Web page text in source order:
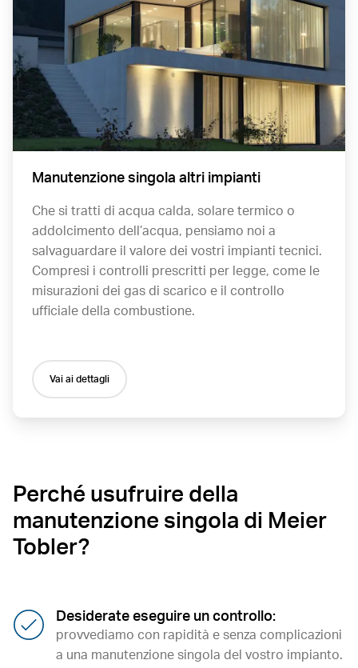
Manutenzione singola altri impianti
Che si tratti di acqua calda, solare termico o
addolcimento dell’acqua, pensiamo noi a
salvaguardare il valore dei vostri impianti tecnici.
Compresi i controlli prescritti per legge, come le
misurazioni dei gas di scarico e il controllo
ufficiale della combustione.
Vai ai dettagli
Perché usufruire della
manutenzione singola di Meier
Tobler?
Desiderate eseguire un controllo:
provvediamo con rapidità e senza complicazioni
a una manutenzione singola del vostro impianto.